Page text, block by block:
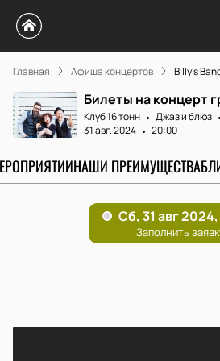
Главная Афиша концертов Billy’s
Билеты на концерт
Клуб 16 тонн Джаз и блюз
31 авг. 2024
20:00
НАШИ ПРЕИМУЩЕСТВА